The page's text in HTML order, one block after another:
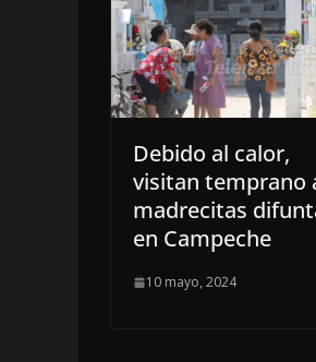
Debido al calor,
visitan temprano
madrecitas
en Campeche
10 mayo, 2024